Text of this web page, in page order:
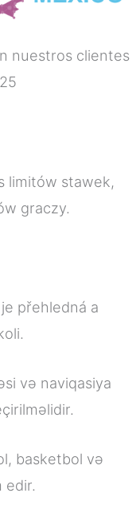
nuestros clientes
limitów stawek,
graczy.
je přehledná a
və naviqasiya
basketbol və
edir.